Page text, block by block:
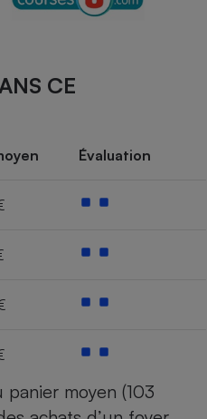
CE
Évaluation
moyen (103
Cafetière à expressos
Robot ménager